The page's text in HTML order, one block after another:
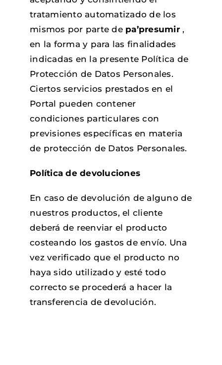
tratamiento automatizado de los
mismos por parte de pa’presumir,
en la forma y para las finalidades
indicadas en la presente Política de
Protección de Datos Personales.
Ciertos servicios prestados en el
Portal pueden contener
condiciones particulares con
previsiones específicas en materia
de protección de Datos Personales.
Política de devoluciones
En caso de devolución de alguno de
nuestros productos, el cliente
deberá de reenviar el producto
costeando los gastos de envío. Una
vez verificado que el producto no
haya sido utilizado y esté todo
correcto se procederá a hacer la
transferencia de devolución.